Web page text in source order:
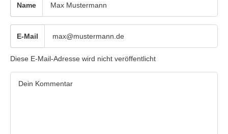
Name
E-Mail
Diese E-Mail-Adresse wird nicht veröffentlicht